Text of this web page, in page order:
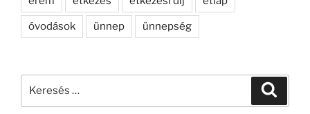
óvodások ünnep ünnepség